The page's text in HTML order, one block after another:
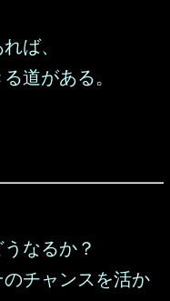
ば、
道がある。
なるか？
チャンスを活か